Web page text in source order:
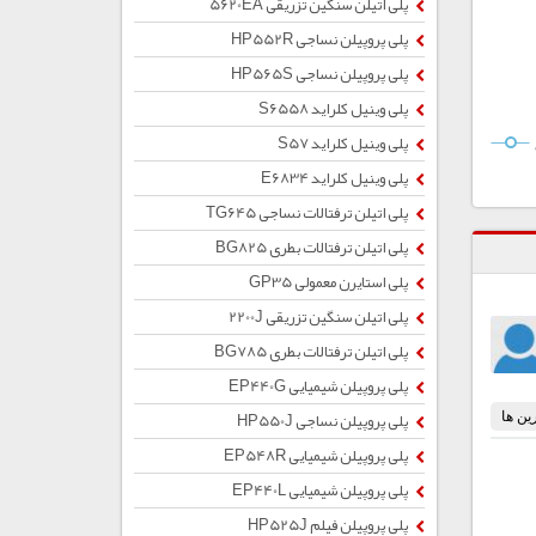
پلی پروپیلن نساجی HP552R
پلی پروپیلن نساجی HP565S
پلی وینیل کلراید S6558
پلی وینیل کلراید S57
پلی وینیل کلراید E6834
پلی اتیلن ترفتالات نساجی TG645
پلی اتیلن ترفتالات بطری BG825
پلی استایرن معمولی GP35
پلی اتیلن سنگین تزریقی 2200J
پلی اتیلن ترفتالات بطری BG785
پلی پروپیلن شیمیایی EP440G
پلی پروپیلن نساجی HP550J
پلی پروپیلن شیمیایی EP548R
پلی پروپیلن شیمیایی EP440L
پلی پروپیلن فیلم HP525J